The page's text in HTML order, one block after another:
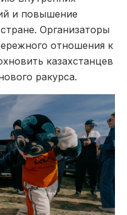
и повышение
Организаторы
отношения к
казахстанцев
ракурса.